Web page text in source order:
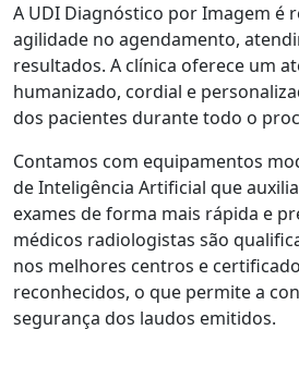
A UDI Diagnóstico por Imagem é
agilidade no agendamento,
resultados. A clínica oferece um
humanizado, cordial e
dos pacientes durante todo o
Contamos com equipamentos
de Inteligência Artificial que
exames de forma mais rápida e
médicos radiologistas são
nos melhores centros e
reconhecidos, o que permite a
segurança dos laudos emitidos.